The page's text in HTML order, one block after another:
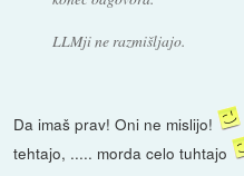
LLMji ne razmišljajo.
Da imaš prav! Oni ne mislijo!
tehtajo, ..... morda celo tuhtajo